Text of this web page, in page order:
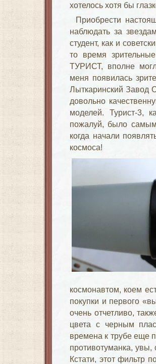
хотелось хотя бы
Приобрести
наблюдать за
студент, как и
то время
ТУРИСТ, вполне
меня появилась
Лыткаринский Завод
довольно
моделей. Турист-3,
пожалуй, было
когда начали
космоса!
космонавтом, коем
покупки и первого
очень отчетливо,
цвета с черным
времена к трубе еще
противотуманка, увы,
Кстати, этот фильтр